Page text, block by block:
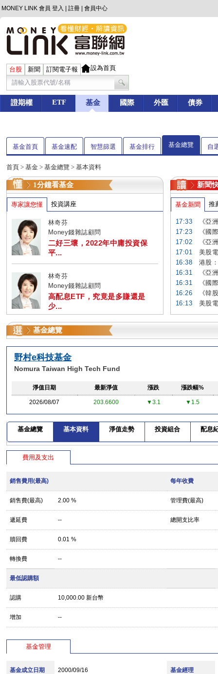
MONEY LINK 會員 登入 註冊 會員中心
台股 新聞 訂閱電子報 設為首頁
證期權 ETF 基金 國際 外匯 債券
基金首頁 基金速配 智慧篩選 基金排行 基金總覽 自
首頁 > 基金 > 基金總覽 > 基本資料
1分鐘看基金
專家讓您懂 投資講座
林奇芬
Money錢雜誌顧問
二好三壞，2022年中庸投資保
平...
林奇芬
Money錢雜誌顧問
高配息ETF，究竟是多賺還是
少...
新聞
基金新聞 推
17:33
《亞
17:23
《國
17:02
《亞
17:01
美股
16:38
港股
16:31
《亞
16:31
《國
16:26
《韓
16:13
美股
基金總覽
野村e科技基金
Nomura Taiwan High Tech Fund
淨值日期 最新淨值 漲跌 漲跌幅%
2026/08/07 203.6600 ▼3.1 ▼1.5
基金總覽 基本資料 淨值走勢 投資組合 配息
費用及支出
銷售費用(最高) 每年收費
銷售費(最高) 2.00 % 管理費(最高)
遞延費 -- 總開支比率
贖回費 0.01 %
轉換費 --
最低認購額
認購 10,000.00 新台幣
增加 --
基金管理
基金成立日期 2000/09/16 基金經理